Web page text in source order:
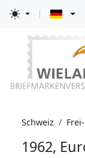
Schweiz
1962,